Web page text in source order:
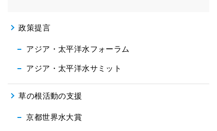
政策提言
アジア・太平洋水フォーラム
アジア・太平洋水サミット
草の根活動の支援
京都世界水大賞